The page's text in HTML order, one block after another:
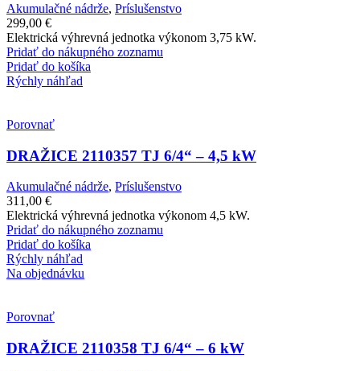
Akumulačné nádrže, Príslušenstvo
299,00 €
Elektrická výhrevná jednotka výkonom 3,75 kW.
Pridať do nákupného zoznamu
Pridať do košíka
Rýchly náhľad
Porovnať
DRAŽICE 2110357 TJ 6/4“ – 4,5 kW
Akumulačné nádrže, Príslušenstvo
311,00 €
Elektrická výhrevná jednotka výkonom 4,5 kW.
Pridať do nákupného zoznamu
Pridať do košíka
Rýchly náhľad
Na objednávku
Porovnať
DRAŽICE 2110358 TJ 6/4“ – 6 kW